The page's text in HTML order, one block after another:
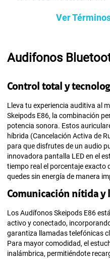
Ver
Audifonos
Control total y
Lleva tu experiencia auditiva al
Skeipods E86, la combinación
potencia sonora. Estos
híbrida (Cancelación Activa de
para que disfrutes de un audio
innovadora pantalla LED en el
tiempo real el porcentaje exacto
quedes sin energía de manera
Comunicación nítida y
Los Audífonos Skeipods E86
activo y conectado,
garantiza llamadas telefónicas
Para mayor comodidad, el
inalámbrica, permitiéndote